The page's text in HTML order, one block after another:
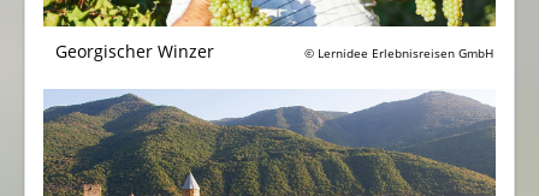
© Lernidee Erlebnisreisen GmbH
Georgischer Winzer